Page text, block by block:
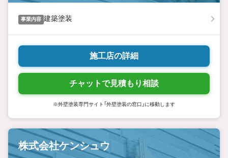
事業内容 建築塗装
施工店の詳細
チャットで見積もり相談
※外壁塗装専門サイト「外壁塗装の窓口」に移動します
株式会社ケンシュウ